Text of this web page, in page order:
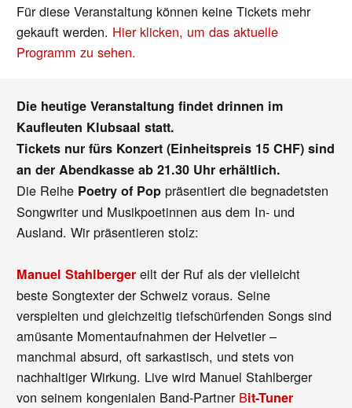
Für diese Veranstaltung können keine Tickets mehr
gekauft werden. Hier klicken, um das aktuelle
Programm zu sehen.
Die heutige Veranstaltung findet drinnen im
Kaufleuten Klubsaal statt.
Tickets nur fürs Konzert (Einheitspreis 15 CHF) sind
an der Abendkasse ab 21.30 Uhr erhältlich.
Die Reihe Poetry of Pop präsentiert die begnadetsten
Songwriter und Musikpoetinnen aus dem In- und
Ausland. Wir präsentieren stolz:
Manuel Stahlberger eilt der Ruf als der vielleicht
beste Songtexter der Schweiz voraus. Seine
verspielten und gleichzeitig tiefschürfenden Songs sind
amüsante Momentaufnahmen der Helvetier –
manchmal absurd, oft sarkastisch, und stets von
nachhaltiger Wirkung. Live wird Manuel Stahlberger
von seinem kongenialen Band-Partner Bit-Tuner